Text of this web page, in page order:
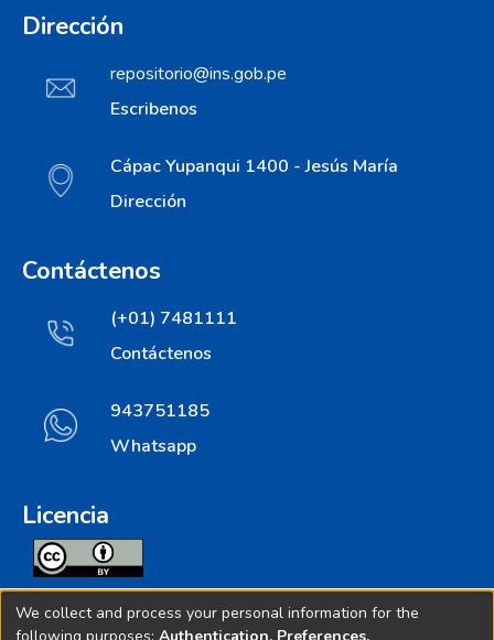
Dirección
repositorio@ins.gob.pe
Escribenos
Cápac Yupanqui 1400 - Jesús María
Dirección
Contáctenos
(+01) 7481111
Contáctenos
943751185
Whatsapp
Licencia
Todos los contenidos de repositorio.ins.gob.pe estan
licenciados bajo
We collect and process your personal information for the